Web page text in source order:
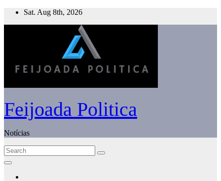
Skip
Sat. Aug 8th, 2026
Feijoada Politica
Notícias